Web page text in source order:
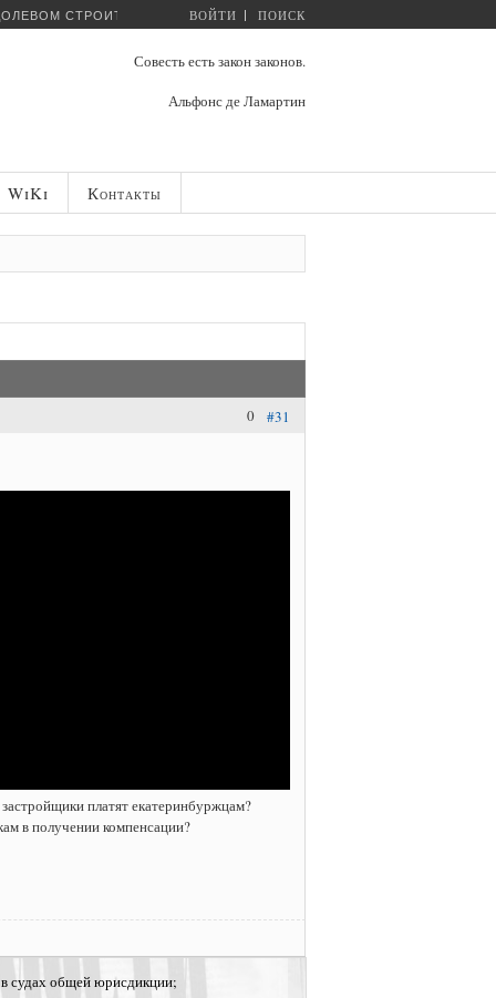
СТРОИТЕЛЬСТВЕ...ВОЙТИ ПОИСК
Совесть есть закон законов.
Альфонс де Ламартин
WiKi Контакты
#31
0
платят екатеринбуржцам?
в получении компенсации?
судах общей юрисдикции;